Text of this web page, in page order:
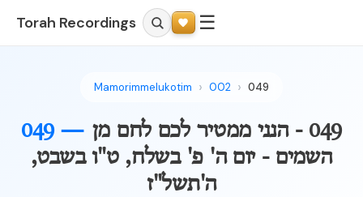
Torah Recordings ☰
Mamorimmelukotim 002 049
049 — 049 - הנני ממטיר לכם לחם מן
השמים - יום ה' פ' בשלח, ט"ו בשבט,
ה'תשל"ז